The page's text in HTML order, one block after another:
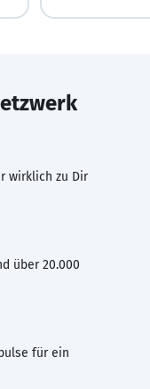
wirklich zu Dir
über 20.000
für ein